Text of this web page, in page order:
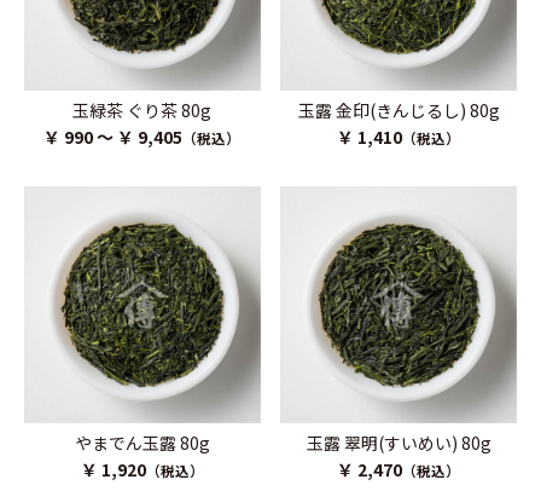
玉緑茶 ぐり茶 80g
￥ 990 ～ ￥ 9,405 （税込）
玉露 金印(きんじるし) 80g
￥ 1,410 （税込）
やまでん玉露 80g
￥ 1,920（税込）
玉露 翠明(すいめい) 80g
￥ 2,470 （税込）